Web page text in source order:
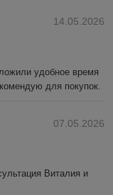
14.05.2026
удобное время
для покупок.
07.05.2026
Виталия и